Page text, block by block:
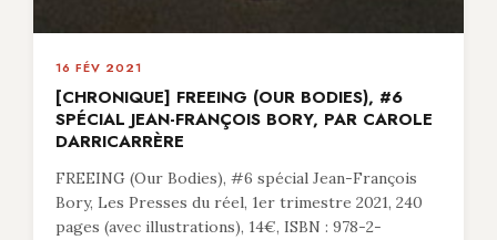
16 FÉV 2021
[CHRONIQUE] FREEING (OUR BODIES), #6
SPÉCIAL JEAN-FRANÇOIS BORY, PAR CAROLE
DARRICARRÈRE
FREEING (Our Bodies), #6 spécial Jean-François
Bory, Les Presses du réel, 1er trimestre 2021, 240
pages (avec illustrations), 14€, ISBN : 978-2-